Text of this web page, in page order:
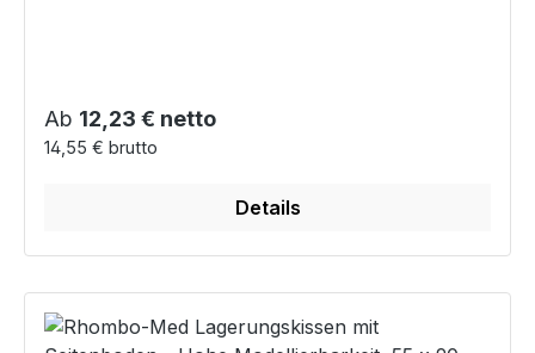
Regulärer Preis:
Ab 12,23 € netto
14,55 € brutto
Details